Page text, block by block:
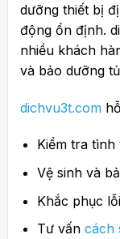
dưỡng thiết bị
động ổn định.
nhiều khách
và bảo dưỡng
dichvu3t.com
Kiểm tra
Vệ sinh và
Khắc phục
Tư vấn cách